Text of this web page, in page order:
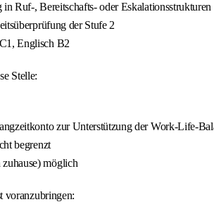
Ruf-, Bereitschafts- oder Eskalationsstrukturen
der Stufe 2
Englisch B2
Stelle:
zur Unterstützung der Work-Life-
begrenzt
möglich
voranzubringen: